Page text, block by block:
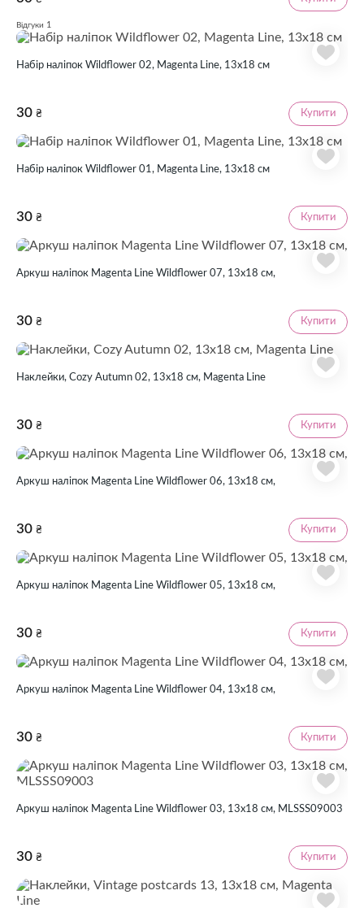
Відгуки 1
Набір наліпок Wildflower 02, Magenta Line, 13x18 см
30 ₴ Купити
Набір наліпок Wildflower 01, Magenta Line, 13x18 см
30 ₴ Купити
Аркуш наліпок Magenta Line Wildflower 07, 13х18 см,
30 ₴ Купити
Наклейки, Cozy Autumn 02, 13х18 см, Magenta Line
30 ₴ Купити
Аркуш наліпок Magenta Line Wildflower 06, 13х18 см,
30 ₴ Купити
Аркуш наліпок Magenta Line Wildflower 05, 13х18 см,
30 ₴ Купити
Аркуш наліпок Magenta Line Wildflower 04, 13х18 см,
30 ₴ Купити
Аркуш наліпок Magenta Line Wildflower 03, 13х18 см, MLSSS09003
30 ₴ Купити